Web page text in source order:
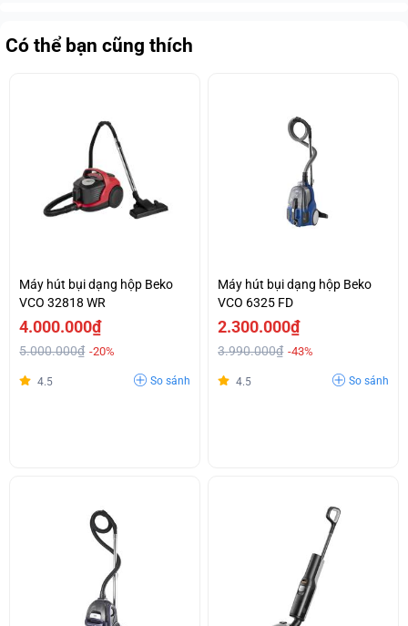
Có thể bạn cũng thích
Máy hút bụi dạng hộp Beko
VCO 32818 WR
4.000.000₫
5.000.000₫ -20%
4.5 So sánh
Máy hút bụi dạng hộp Beko
VCO 6325 FD
2.300.000₫
3.990.000₫ -43%
4.5 So sánh